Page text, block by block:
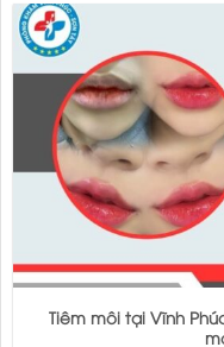
Tiêm môi tại Vĩnh